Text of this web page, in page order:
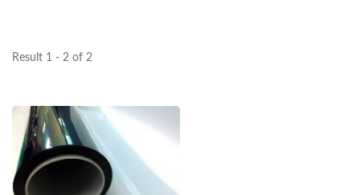
Result 1 - 2 of 2